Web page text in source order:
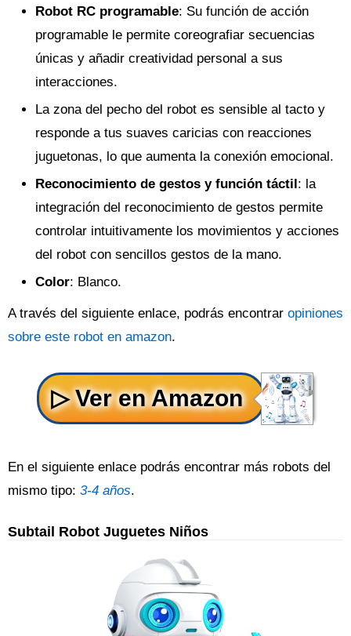
Robot RC programable: Su función de acción
programable le permite coreografiar secuencias
únicas y añadir creatividad personal a sus
interacciones.
La zona del pecho del robot es sensible al tacto y
responde a tus suaves caricias con reacciones
juguetonas, lo que aumenta la conexión emocional.
Reconocimiento de gestos y función táctil: la
integración del reconocimiento de gestos permite
controlar intuitivamente los movimientos y acciones
del robot con sencillos gestos de la mano.
Color: Blanco.
A través del siguiente enlace, podrás encontrar opiniones
sobre este robot en amazon.
En el siguiente enlace podrás encontrar más robots del
mismo tipo: 3-4 años.
Subtail Robot Juguetes Niños